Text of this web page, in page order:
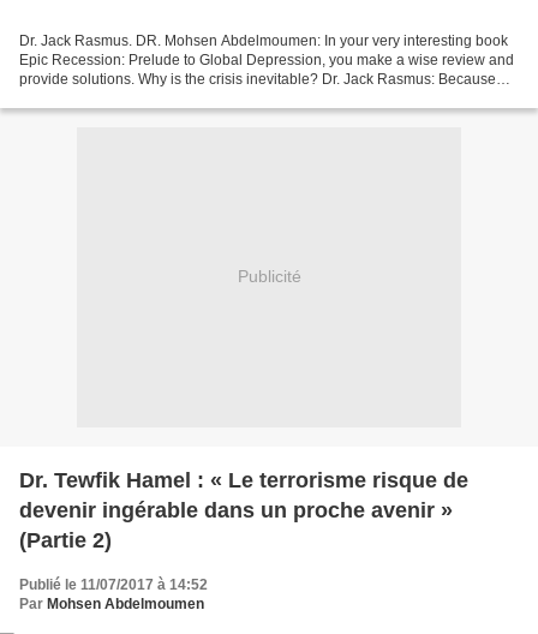
Dr. Jack Rasmus. DR. Mohsen Abdelmoumen: In your very interesting book
Epic Recession: Prelude to Global Depression, you make a wise review and
provide solutions. Why is the crisis inevitable? Dr. Jack Rasmus: Because
Publicité
Dr. Tewfik Hamel : « Le terrorisme risque de
devenir ingérable dans un proche avenir »
(Partie 2)
Publié le 11/07/2017 à 14:52
Par Mohsen Abdelmoumen